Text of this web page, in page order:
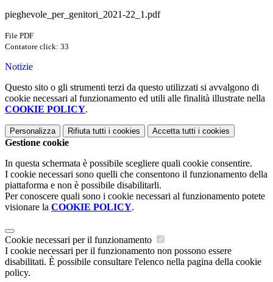
pieghevole_per_genitori_2021-22_1.pdf
File PDF
Contatore click: 33
Notizie
Questo sito o gli strumenti terzi da questo utilizzati si avvalgono di
cookie necessari al funzionamento ed utili alle finalità illustrate nella
COOKIE POLICY.
Personalizza Rifiuta tutti i cookies Accetta tutti i cookies
Gestione cookie
In questa schermata è possibile scegliere quali cookie consentire.
I cookie necessari sono quelli che consentono il funzionamento della
piattaforma e non è possibile disabilitarli.
Per conoscere quali sono i cookie necessari al funzionamento potete
visionare la COOKIE POLICY.
Cookie necessari per il funzionamento
I cookie necessari per il funzionamento non possono essere
disabilitati. È possibile consultare l'elenco nella pagina della cookie
policy.